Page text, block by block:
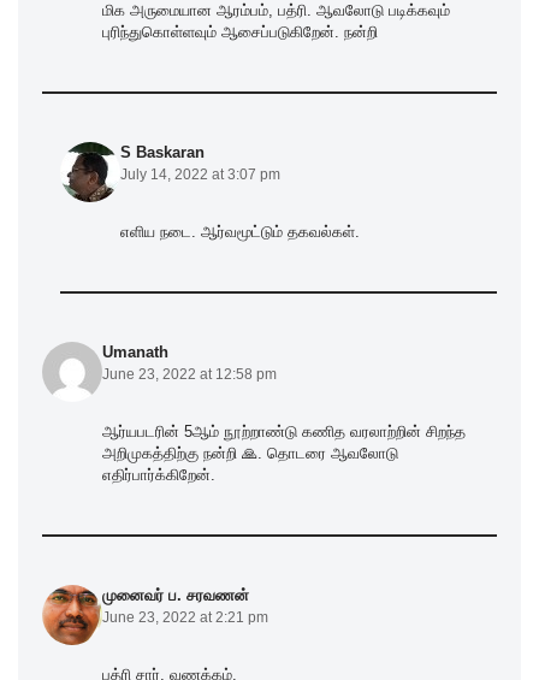
மிக அருமையான ஆரம்பம், பத்ரி. ஆவலோடு படிக்கவும்
புரிந்துகொள்ளவும் ஆசைப்படுகிறேன். நன்றி
S Baskaran
July 14, 2022 at 3:07 pm
எளிய நடை. ஆர்வமூட்டும் தகவல்கள்.
Umanath
June 23, 2022 at 12:58 pm
ஆர்யபடரின் 5ஆம் நூற்றாண்டு கணித வரலாற்றின் சிறந்த
அறிமுகத்திற்கு நன்றி 🙏. தொடரை ஆவலோடு
எதிர்பார்க்கிறேன்.
முனைவர் ப. சரவணன்
June 23, 2022 at 2:21 pm
பத்ரி சார், வணக்கம்.